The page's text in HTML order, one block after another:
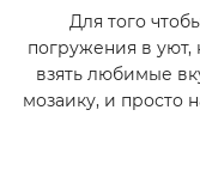
Для того
погружения в уют,
взять любимые
мозаику, и просто